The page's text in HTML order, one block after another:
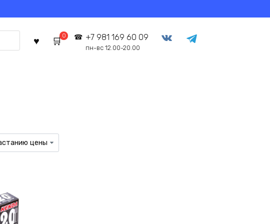
0 +7 981 169 60 09
пн-вс 12.00-20.00